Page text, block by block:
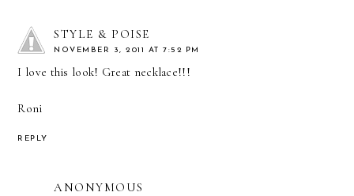
STYLE & POISE
NOVEMBER 3, 2011 AT 7:52 PM
I love this look! Great necklace!!!
Roni
REPLY
ANONYMOUS